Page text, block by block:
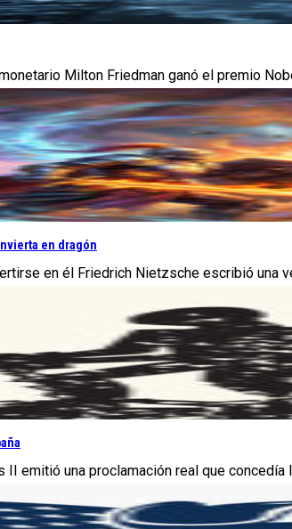
Milton Friedman ganó el premio
en dragón
en él Friedrich Nietzsche escribió una
II emitió una proclamación real que